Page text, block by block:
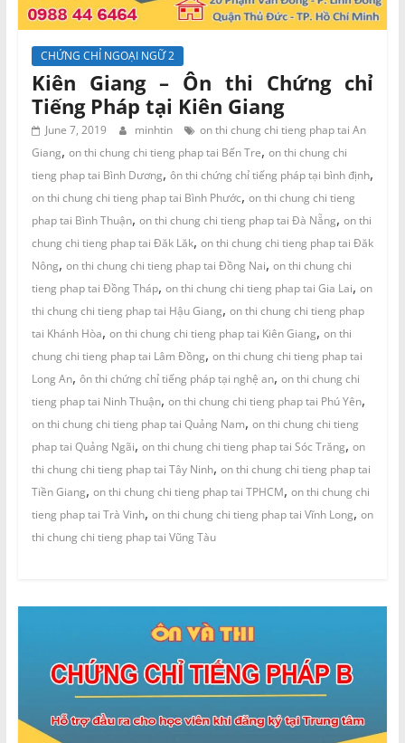
CHỨNG CHỈ NGOẠI NGỮ 2
Kiên Giang – Ôn thi Chứng chỉ
Tiếng Pháp tại Kiên Giang
June 7, 2019 minhtin
on thi chung chi tieng phap tai An
Giang, on thi chung chi tieng phap tai Bến Tre, on thi chung chi
tieng phap tai Bình Dương, ôn thi chứng chỉ tiếng pháp tại bình định,
on thi chung chi tieng phap tai Bình Phước, on thi chung chi tieng
phap tai Bình Thuận, on thi chung chi tieng phap tai Đà Nẵng, on thi
chung chi tieng phap tai Đăk Lăk, on thi chung chi tieng phap tai Đăk
Nông, on thi chung chi tieng phap tai Đồng Nai, on thi chung chi
tieng phap tai Đồng Tháp, on thi chung chi tieng phap tai Gia Lai, on
thi chung chi tieng phap tai Hậu Giang, on thi chung chi tieng phap
tai Khánh Hòa, on thi chung chi tieng phap tai Kiên Giang, on thi
chung chi tieng phap tai Lâm Đồng, on thi chung chi tieng phap tai
Long An, ôn thi chứng chỉ tiếng pháp tại nghệ an, on thi chung chi
tieng phap tai Ninh Thuận, on thi chung chi tieng phap tai Phú Yên,
on thi chung chi tieng phap tai Quảng Nam, on thi chung chi tieng
phap tai Quảng Ngãi, on thi chung chi tieng phap tai Sóc Trăng, on
thi chung chi tieng phap tai Tây Ninh, on thi chung chi tieng phap tai
Tiền Giang, on thi chung chi tieng phap tai TPHCM, on thi chung chi
tieng phap tai Trà Vinh, on thi chung chi tieng phap tai Vĩnh Long, on
thi chung chi tieng phap tai Vũng Tàu